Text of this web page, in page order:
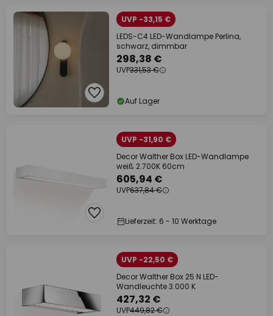
UVP -33,15 €
LEDS-C4 LED-Wandlampe Perlina,
schwarz, dimmbar
298,38 €
UVP331,53 €
Auf Lager
UVP -31,90 €
Decor Walther Box LED-Wandlampe
weiß 2.700K 60cm
605,94 €
UVP637,84 €
Lieferzeit: 6 - 10 Werktage
UVP -22,50 €
Decor Walther Box 25 N LED-
Wandleuchte 3.000 K
427,32 €
UVP449,82 €